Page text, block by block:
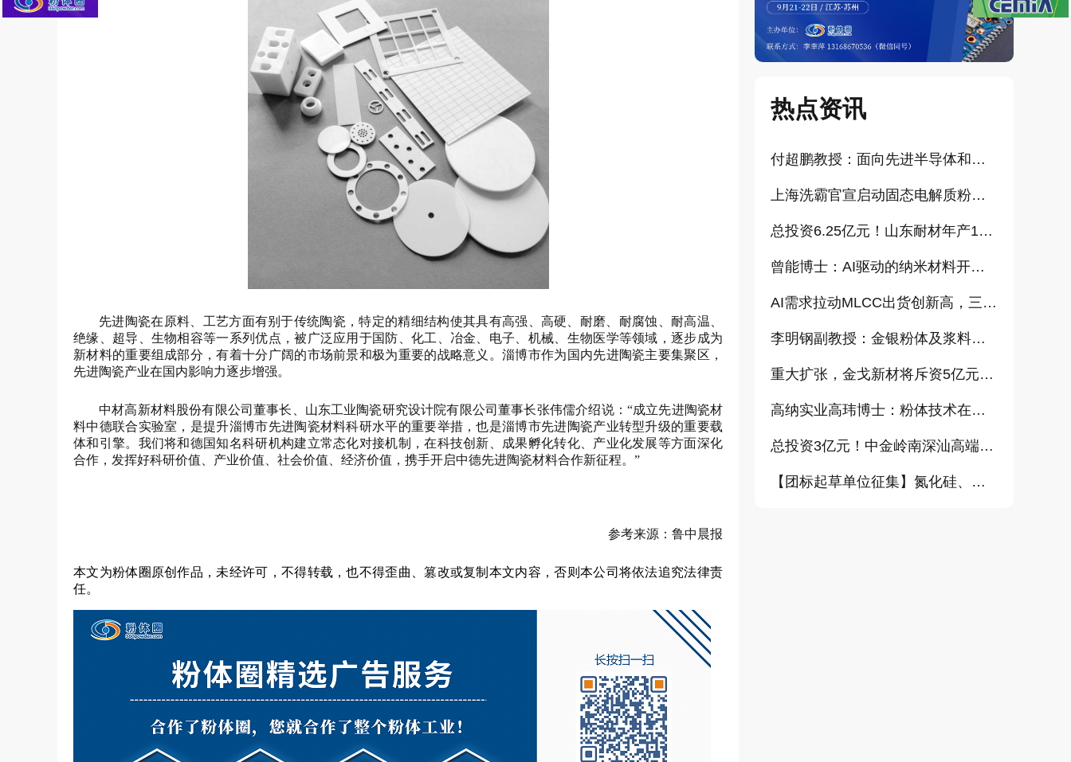
先进陶瓷在原料、工艺方面有别于传统陶瓷，特定的精细结构使其具有高强、高硬、耐磨、耐腐蚀、耐高温、
绝缘、超导、生物相容等一系列优点，被广泛应用于国防、化工、冶金、电子、机械、生物医学等领域，逐步成为
新材料的重要组成部分，有着十分广阔的市场前景和极为重要的战略意义。淄博市作为国内先进陶瓷主要集聚区，
先进陶瓷产业在国内影响力逐步增强。
中材高新材料股份有限公司董事长、山东工业陶瓷研究设计院有限公司董事长张伟儒介绍说： “成立先进陶瓷材
料中德联合实验室，是提升淄博市先进陶瓷材料科研水平的重要举措，也是淄博市先进陶瓷产业转型升级的重要载
体和引擎。我们将和德国知名科研机构建立常态化对接机制，在科技创新、成果孵化转化、产业化发展等方面深化
合作，发挥好科研价值、产业价值、社会价值、经济价值，携手开启中德先进陶瓷材料合作新征程。”
参考来源：鲁中晨报
本文为粉体圈原创作品，未经许可，不得转载，也不得歪曲、篡改或复制本文内容，否则本公司将依法追究法律责
任。
热点资讯
付超鹏教授：面向先进半导体和大健康产业的高纯超细氧化铝研发（报告）
上海洗霸官宣启动固态电解质粉体产业化项目
总投资6.25亿元！山东耐材年产15万吨高科技新材料项目正式开工
曾能博士：AI驱动的纳米材料开发新范式技术研究及基地建设（报告）
AI需求拉动MLCC出货创新高，三星、太阳诱电相继涨价
李明钢副教授：金银粉体及浆料增值化路径探讨（报告）
重大扩张，金戈新材将斥资5亿元打造“功能性粉体新材料智能制造基地”
高纳实业高玮博士：粉体技术在电池材料工业中的进展与需求（报告）
总投资3亿元！中金岭南深汕高端金属复合材料扩产项目正式开工
【团标起草单位征集】氮化硅、金刚石、碳化铪、氧化铝等